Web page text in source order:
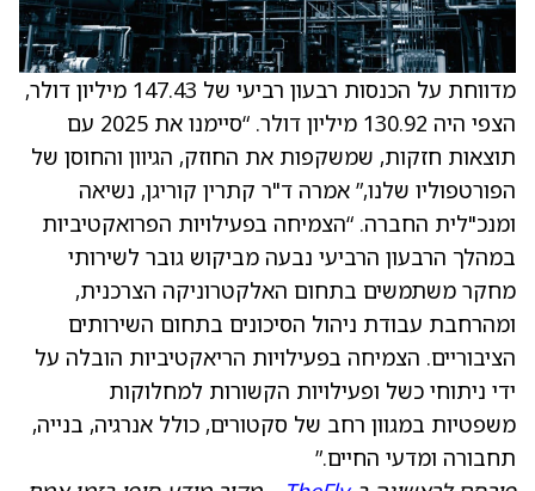
מדווחת על הכנסות רבעון רביעי של 147.43 מיליון דולר,
הצפי היה 130.92 מיליון דולר. “סיימנו את 2025 עם
תוצאות חזקות, שמשקפות את החוזק, הגיוון והחוסן של
הפורטפוליו שלנו,” אמרה ד"ר קתרין קוריגן, נשיאה
ומנכ"לית החברה. “הצמיחה בפעילויות הפרואקטיביות
במהלך הרבעון הרביעי נבעה מביקוש גובר לשירותי
מחקר משתמשים בתחום האלקטרוניקה הצרכנית,
ומהרחבת עבודת ניהול הסיכונים בתחום השירותים
הציבוריים. הצמיחה בפעילויות הריאקטיביות הובלה על
ידי ניתוחי כשל ופעילויות הקשורות למחלוקות
משפטיות במגוון רחב של סקטורים, כולל אנרגיה, בנייה,
תחבורה ומדעי החיים.”